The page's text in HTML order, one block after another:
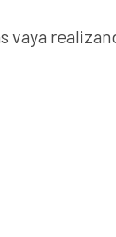
vaya